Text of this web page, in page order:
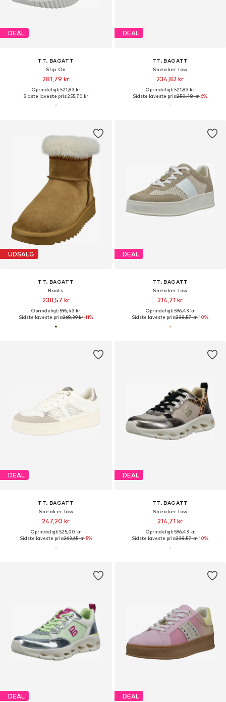
DEAL
TT. BAGATT
Slip On
281,79 kr
Oprindeligt: 521,83 kr
Sidste laveste pris:255,70 kr
DEAL
TT. BAGATT
Sneaker low
234,82 kr
Oprindeligt: 521,83 kr
Sidste laveste pris:250,48 kr-6%
UDSALG
TT. BAGATT
Boots
238,57 kr
Oprindeligt: 596,43 kr
Sidste laveste pris:268,39 kr-11%
DEAL
TT. BAGATT
Sneaker low
214,71 kr
Oprindeligt: 596,43 kr
Sidste laveste pris:238,57 kr-10%
DEAL
TT. BAGATT
Sneaker low
247,20 kr
Oprindeligt: 525,00 kr
Sidste laveste pris:262,65 kr-5%
DEAL
TT. BAGATT
Sneaker low
214,71 kr
Oprindeligt: 596,43 kr
Sidste laveste pris:238,57 kr-10%
DEAL DEAL